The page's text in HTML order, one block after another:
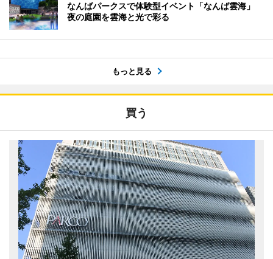
なんばパークスで体験型イベント「なんば雲海」
夜の庭園を雲海と光で彩る
もっと見る
買う